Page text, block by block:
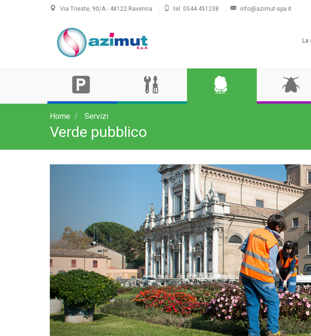
Via Trieste, 90/A - 48122 Ravenna tel. 0544 451238 info@azimut-spa.it
La
Manutenzioni Disinfestazione
Home Servizi
Verde pubblico